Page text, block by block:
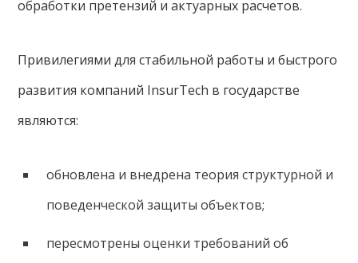
обработки претензий и актуарных расчетов.
Привилегиями для стабильной работы и быстрого
развития компаний InsurTech в государстве
являются:
обновлена и внедрена теория структурной и
поведенческой защиты объектов;
пересмотрены оценки требований об